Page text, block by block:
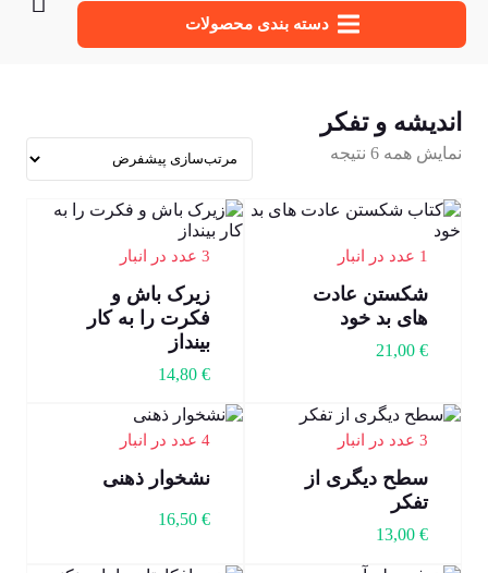
دسته‌ بندی محصولات
اندیشه و تفکر
نمایش همه 6 نتیجه
1 عدد در انبار
شکستن عادت
های بد خود
21,00 €
3 عدد در انبار
زیرک باش و
فکرت را به کار
بینداز
14,80€
3 عدد در انبار
سطح دیگری از
تفکر
13,00 €
4 عدد در انبار
نشخوار ذهنی
16,50€